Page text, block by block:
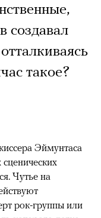
создавал
такое?
Эймунтаса
Чутье на
рок-группы или